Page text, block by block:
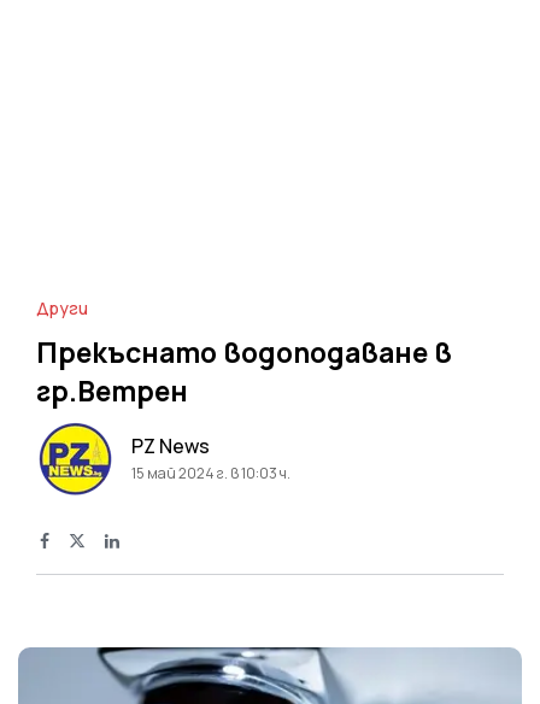
Други
Прекъснато водоподаване в
гр.Ветрен
PZ News
15 май 2024 г. в 10:03 ч.